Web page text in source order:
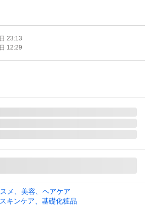
層まで深く潤う。肌荒れを防ぐ。
）配合。肌荒れを防ぐ。 ●とても
23:13
12:29
メ、美容、ヘアケア
スキンケア、基礎化粧品